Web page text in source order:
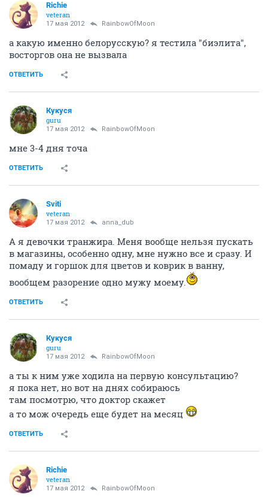
Richie
veteran
17 мая 2012 RainbowOfMoon
а какую именно белорусскую? я тестила "биэлита",
восторгов она не вызвала
ОТВЕТИТЬ
Кукуся
guru
17 мая 2012 RainbowOfMoon
мне 3-4 дня точа
ОТВЕТИТЬ
Sviti
veteran
17 мая 2012 anna_dub
А я девочки транжира. Меня вообще нельзя пускать
в магазины, особенно одну, мне нужно все и сразу. И
помаду и горшок для цветов и коврик в ванну,
вообщем разорение одно мужу моему.
ОТВЕТИТЬ
Кукуся
guru
17 мая 2012 RainbowOfMoon
а ты к ним уже ходила на первую консультацию?
я пока нет, но вот на днях собираюсь
там посмотрю, что доктор скажет
а то мож очередь еще будет на месяц
ОТВЕТИТЬ
Richie
veteran
17 мая 2012 RainbowOfMoon